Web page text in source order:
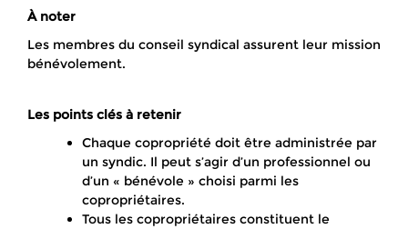
À noter
Les membres du conseil syndical assurent leur mission
bénévolement.
Les points clés à retenir
Chaque copropriété doit être administrée par
un syndic. Il peut s’agir d’un professionnel ou
d’un « bénévole » choisi parmi les
copropriétaires.
Tous les copropriétaires constituent le